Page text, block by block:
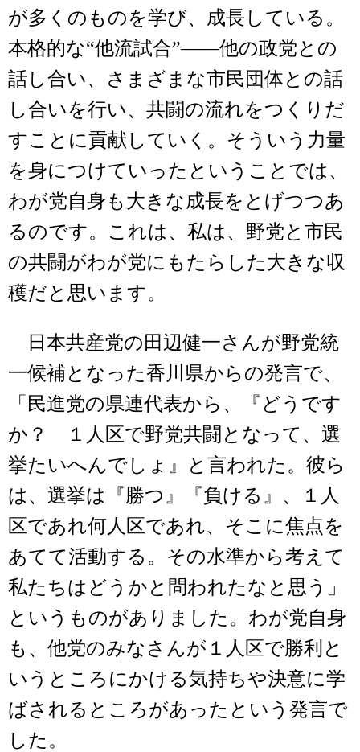
が多くのものを学び、成長している。
本格的な“他流試合”――他の政党との
話し合い、さまざまな市民団体との話
し合いを行い、共闘の流れをつくりだ
すことに貢献していく。そういう力量
を身につけていったということでは、
わが党自身も大きな成長をとげつつあ
るのです。これは、私は、野党と市民
の共闘がわが党にもたらした大きな収
穫だと思います。
日本共産党の田辺健一さんが野党統
一候補となった香川県からの発言で、
「民進党の県連代表から、『どうです
か？ １人区で野党共闘となって、選
挙たいへんでしょ』と言われた。彼ら
は、選挙は『勝つ』『負ける』、１人
区であれ何人区であれ、そこに焦点を
あてて活動する。その水準から考えて
私たちはどうかと問われたなと思う」
というものがありました。わが党自身
も、他党のみなさんが１人区で勝利と
いうところにかける気持ちや決意に学
ばされるところがあったという発言で
した。